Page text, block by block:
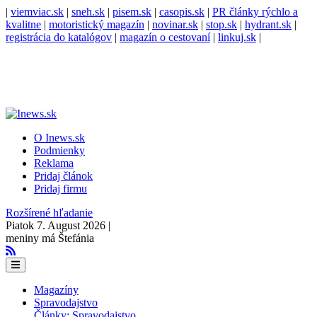
| viemviac.sk | sneh.sk | pisem.sk | casopis.sk | PR články rýchlo a
kvalitne | motoristický magazín | novinar.sk | stop.sk | hydrant.sk |
registrácia do katalógov | magazín o cestovaní| linkuj.sk |
O Inews.sk
Podmienky
Reklama
Pridaj článok
Pridaj firmu
Rozšírené hľadanie
Piatok 7. August 2026 |
meniny má Štefánia
Magazíny
Spravodajstvo